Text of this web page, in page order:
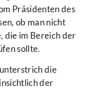
Präsidenten des
ob man nicht
die im Bereich der
sollte.
die
der